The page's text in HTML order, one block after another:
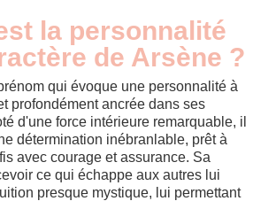
la personnalité
de Arsène ?
qui évoque une personnalité à
profondément ancrée dans ses
d'une force intérieure remarquable, il
détermination inébranlable, prêt à
avec courage et assurance. Sa
ce qui échappe aux autres lui
presque mystique, lui permettant